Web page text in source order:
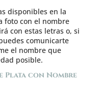
disponibles en la
foto con el nombre
con estas letras o, si
comunicarte
el nombre que
posible.
con Nombre